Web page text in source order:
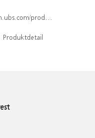
index/isin/CH1558309956
Produktdetail